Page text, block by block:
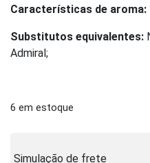
Características de aroma:
Substitutos equivalentes:
Admiral;
6 em estoque
Simulação de frete